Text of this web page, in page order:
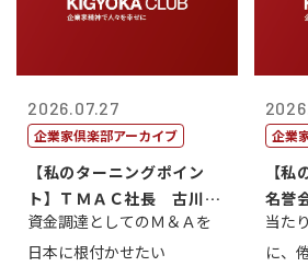
2026.07.27
企業家倶楽部アーカイブ
【私のターニングポイン
ト】ＴＭＡＣ社長 古川英
一
資金調達としてのＭ＆Ａを
日本に根付かせたい
企業
【
名誉
当た
に、